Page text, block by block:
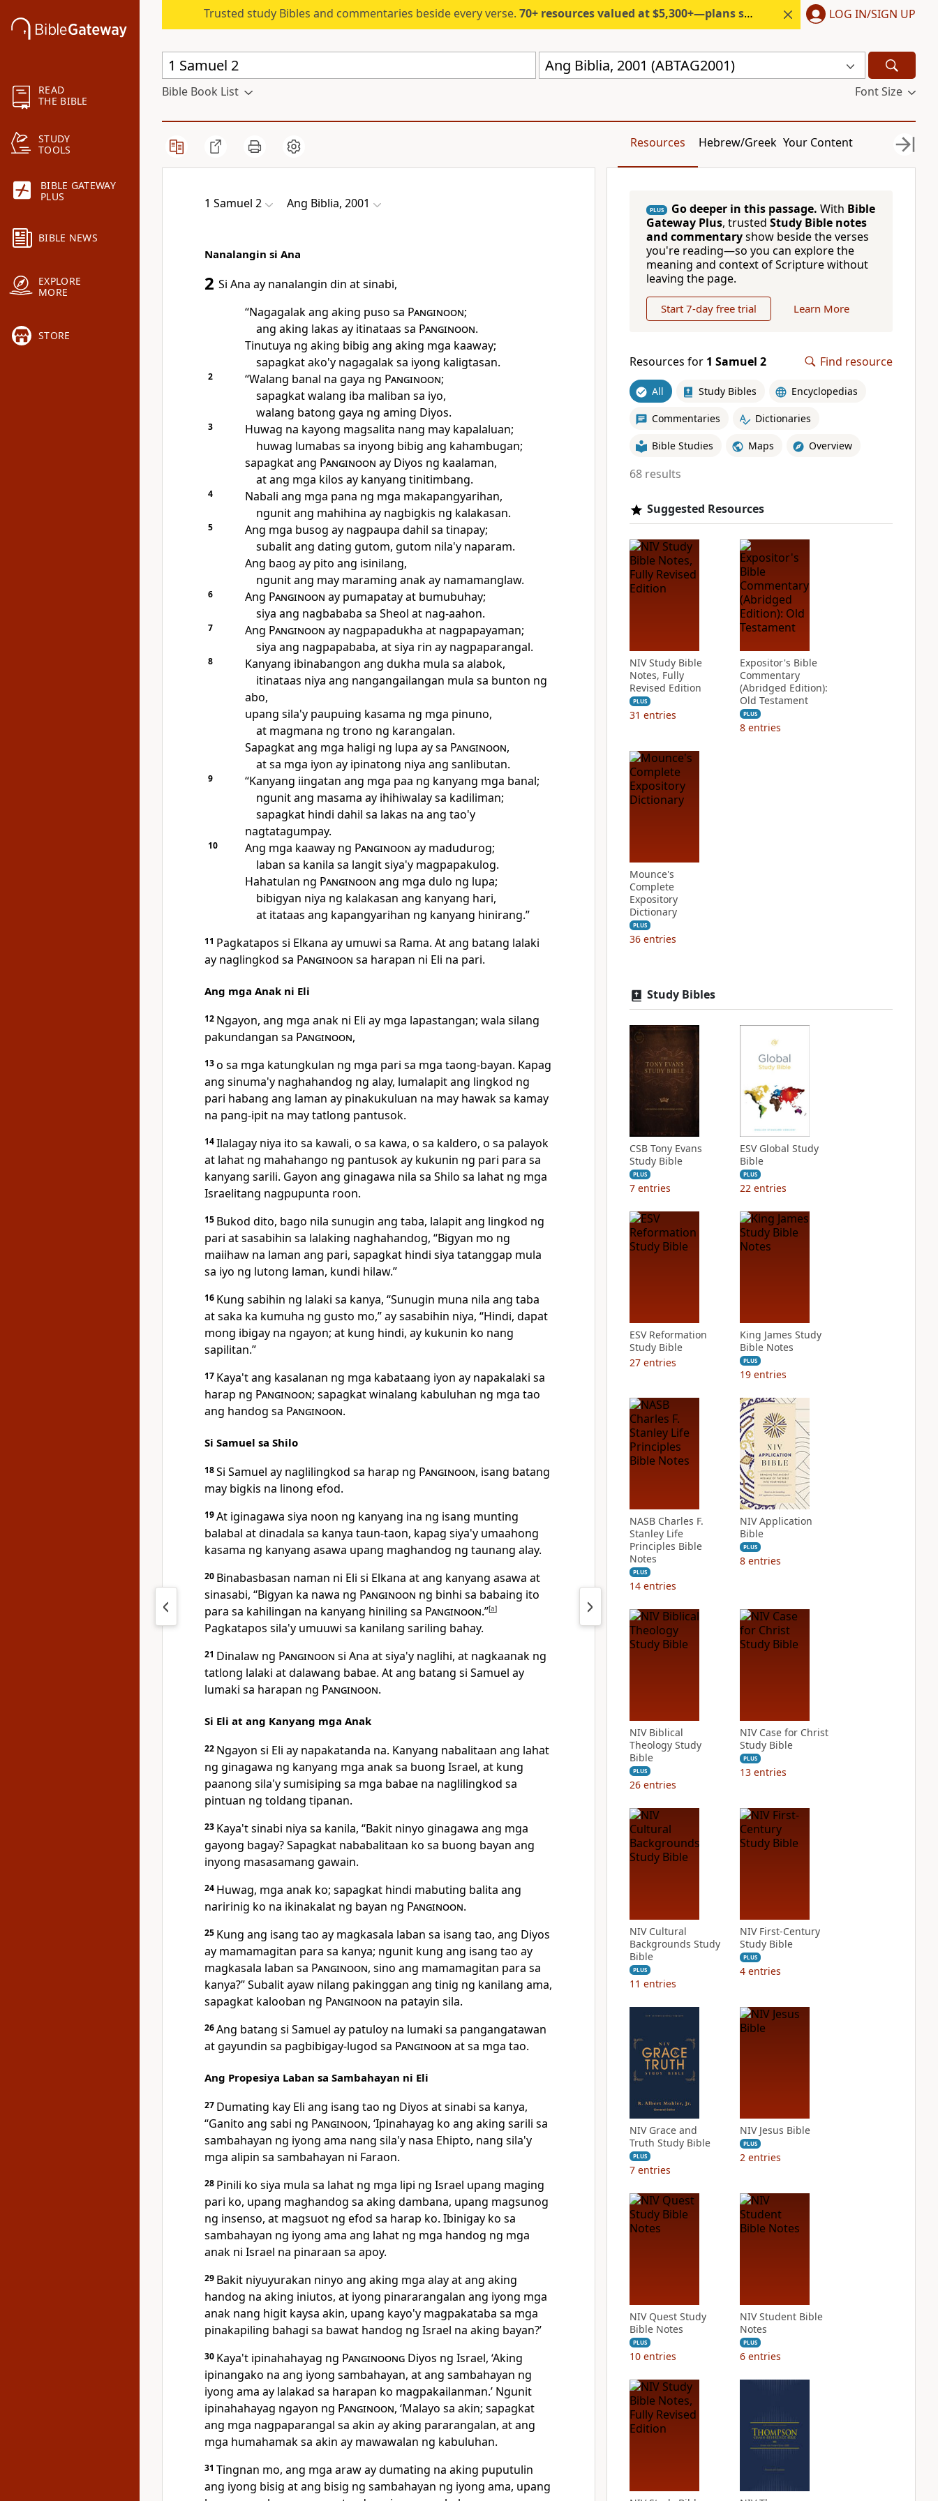
READ
THE BIBLE
STUDY
TOOLS
BIBLE GATEWAY
PLUS
BIBLE NEWS
EXPLORE
MORE
STORE
Trusted study Bibles and commentaries beside every verse. 70+ resources valued at $5,300+—plans start under $6/month. LOG IN/SIGN UP
Ang Biblia, 2001 (ABTAG2001)
Bible Book List Font Size
Resources Hebrew/Greek Your Content
1 Samuel 2 Ang Biblia, 2001
Nanalangin si Ana
2 Si Ana ay nanalangin din at sinabi,
“Nagagalak ang aking puso sa Panginoon;
ang aking lakas ay itinataas sa Panginoon.
Tinutuya ng aking bibig ang aking mga kaaway;
sapagkat ako'y nagagalak sa iyong kaligtasan.
2 “Walang banal na gaya ng Panginoon;
sapagkat walang iba maliban sa iyo,
walang batong gaya ng aming Diyos.
3
Huwag na kayong magsalita nang may kapalaluan;
huwag lumabas sa inyong bibig ang kahambugan;
sapagkat ang Panginoon ay Diyos ng kaalaman,
at ang mga kilos ay kanyang tinitimbang.
4
Nabali ang mga pana ng mga makapangyarihan,
ngunit ang mahihina ay nagbigkis ng kalakasan.
5
Ang mga busog ay nagpaupa dahil sa tinapay;
subalit ang dating gutom, gutom nila'y naparam.
Ang baog ay pito ang isinilang,
ngunit ang may maraming anak ay namamanglaw.
6 Ang Panginoon ay pumapatay at bumubuhay;
siya ang nagbababa sa Sheol at nag-aahon.
7 Ang Panginoon ay nagpapadukha at nagpapayaman;
siya ang nagpapababa, at siya rin ay nagpaparangal.
8
Kanyang ibinabangon ang dukha mula sa alabok,
itinataas niya ang nangangailangan mula sa bunton ng
abo,
upang sila'y paupuing kasama ng mga pinuno,
at magmana ng trono ng karangalan.
Sapagkat ang mga haligi ng lupa ay sa Panginoon,
at sa mga iyon ay ipinatong niya ang sanlibutan.
9
“Kanyang iingatan ang mga paa ng kanyang mga banal;
ngunit ang masama ay ihihiwalay sa kadiliman;
sapagkat hindi dahil sa lakas na ang tao'y
nagtatagumpay.
10 Ang mga kaaway ng Panginoon ay madudurog;
laban sa kanila sa langit siya'y magpapakulog.
Hahatulan ng Panginoon ang mga dulo ng lupa;
bibigyan niya ng kalakasan ang kanyang hari,
at itataas ang kapangyarihan ng kanyang hinirang.”
11 Pagkatapos si Elkana ay umuwi sa Rama. At ang batang lalaki
ay naglingkod sa Panginoon sa harapan ni Eli na pari.
Ang mga Anak ni Eli
12 Ngayon, ang mga anak ni Eli ay mga lapastangan; wala silang
pakundangan sa Panginoon,
13o sa mga katungkulan ng mga pari sa mga taong-bayan. Kapag
ang sinuma'y naghahandog ng alay, lumalapit ang lingkod ng
pari habang ang laman ay pinakukuluan na may hawak sa kamay
na pang-ipit na may tatlong pantusok.
14Ilalagay niya ito sa kawali, o sa kawa, o sa kaldero, o sa palayok
at lahat ng mahahango ng pantusok ay kukunin ng pari para sa
kanyang sarili. Gayon ang ginagawa nila sa Shilo sa lahat ng mga
Israelitang nagpupunta roon.
15 Bukod dito, bago nila sunugin ang taba, lalapit ang lingkod ng
pari at sasabihin sa lalaking naghahandog, “Bigyan mo ng
maiihaw na laman ang pari, sapagkat hindi siya tatanggap mula
sa iyo ng lutong laman, kundi hilaw.”
16 Kung sabihin ng lalaki sa kanya, “Sunugin muna nila ang taba
at saka ka kumuha ng gusto mo,” ay sasabihin niya, “Hindi, dapat
mong ibigay na ngayon; at kung hindi, ay kukunin ko nang
sapilitan.”
17 Kaya't ang kasalanan ng mga kabataang iyon ay napakalaki sa
harap ng Panginoon; sapagkat winalang kabuluhan ng mga tao
ang handog sa Panginoon.
Si Samuel sa Shilo
18Si Samuel ay naglilingkod sa harap ng Panginoon, isang batang
may bigkis na linong efod.
19At iginagawa siya noon ng kanyang ina ng isang munting
balabal at dinadala sa kanya taun-taon, kapag siya'y umaahong
kasama ng kanyang asawa upang maghandog ng taunang alay.
20 Binabasbasan naman ni Eli si Elkana at ang kanyang asawa at
sinasabi, “Bigyan ka nawa ng Panginoon ng binhi sa babaing ito
para sa kahilingan na kanyang hiniling sa Panginoon.”[a]
Pagkatapos sila'y umuuwi sa kanilang sariling bahay.
21 Dinalaw ng Panginoon si Ana at siya'y naglihi, at nagkaanak ng
tatlong lalaki at dalawang babae. At ang batang si Samuel ay
lumaki sa harapan ng Panginoon.
Si Eli at ang Kanyang mga Anak
22 Ngayon si Eli ay napakatanda na. Kanyang nabalitaan ang lahat
ng ginagawa ng kanyang mga anak sa buong Israel, at kung
paanong sila'y sumisiping sa mga babae na naglilingkod sa
pintuan ng toldang tipanan.
23 Kaya't sinabi niya sa kanila, “Bakit ninyo ginagawa ang mga
gayong bagay? Sapagkat nababalitaan ko sa buong bayan ang
inyong masasamang gawain.
24 Huwag, mga anak ko; sapagkat hindi mabuting balita ang
naririnig ko na ikinakalat ng bayan ng Panginoon.
25 Kung ang isang tao ay magkasala laban sa isang tao, ang Diyos
ay mamamagitan para sa kanya; ngunit kung ang isang tao ay
magkasala laban sa Panginoon, sino ang mamamagitan para sa
kanya?” Subalit ayaw nilang pakinggan ang tinig ng kanilang ama,
sapagkat kalooban ng Panginoon na patayin sila.
26Ang batang si Samuel ay patuloy na lumaki sa pangangatawan
at gayundin sa pagbibigay-lugod sa Panginoon at sa mga tao.
Ang Propesiya Laban sa Sambahayan ni Eli
27 Dumating kay Eli ang isang tao ng Diyos at sinabi sa kanya,
“Ganito ang sabi ng Panginoon, ‘Ipinahayag ko ang aking sarili sa
sambahayan ng iyong ama nang sila'y nasa Ehipto, nang sila'y
mga alipin sa sambahayan ni Faraon.
28 Pinili ko siya mula sa lahat ng mga lipi ng Israel upang maging
pari ko, upang maghandog sa aking dambana, upang magsunog
ng insenso, at magsuot ng efod sa harap ko. Ibinigay ko sa
sambahayan ng iyong ama ang lahat ng mga handog ng mga
anak ni Israel na pinaraan sa apoy.
29 Bakit niyuyurakan ninyo ang aking mga alay at ang aking
handog na aking iniutos, at iyong pinararangalan ang iyong mga
anak nang higit kaysa akin, upang kayo'y magpakataba sa mga
pinakapiling bahagi sa bawat handog ng Israel na aking bayan?’
30 Kaya't ipinahahayag ng Panginoong Diyos ng Israel, ‘Aking
ipinangako na ang iyong sambahayan, at ang sambahayan ng
iyong ama ay lalakad sa harapan ko magpakailanman.’ Ngunit
ipinahahayag ngayon ng Panginoon, ‘Malayo sa akin; sapagkat
ang mga nagpaparangal sa akin ay aking pararangalan, at ang
mga humahamak sa akin ay mawawalan ng kabuluhan.
31 Tingnan mo, ang mga araw ay dumating na aking puputulin
ang iyong bisig at ang bisig ng sambahayan ng iyong ama, upang
PLUS Go deeper in this passage. With Bible
Gateway Plus, trusted Study Bible notes
and commentaryshow beside the verses
you're reading—so you can explore the
meaning and context of Scripture without
leaving the page.
Start 7-day free trial Learn More
Resources for 1 Samuel 2 Find resource
All Study Bibles Encyclopedias
Commentaries Dictionaries
Bible Studies Maps Overview
68 results
Suggested Resources
NIV Study Bible
Notes, Fully
Revised Edition
PLUS
31 entries
Expositor's Bible
Commentary
(Abridged Edition):
Old Testament
PLUS
8 entries
Mounce's
Complete
Expository
Dictionary
PLUS
36 entries
Study Bibles
CSB Tony Evans
Study Bible
PLUS
7 entries
ESV Global Study
Bible
PLUS
22 entries
ESV Reformation
Study Bible
27 entries
King James Study
Bible Notes
PLUS
19 entries
NASB Charles F.
Stanley Life
Principles Bible
Notes
PLUS
14 entries
NIV Application
Bible
PLUS
8 entries
NIV Biblical
Theology Study
Bible
PLUS
26 entries
NIV Case for Christ
Study Bible
PLUS
13 entries
NIV Cultural
Backgrounds Study
Bible
PLUS
11 entries
NIV First-Century
Study Bible
PLUS
4 entries
NIV Grace and
Truth Study Bible
PLUS
7 entries
NIV Jesus Bible
PLUS
2 entries
NIV Quest Study
Bible Notes
PLUS
10 entries
NIV Student Bible
Notes
PLUS
6 entries